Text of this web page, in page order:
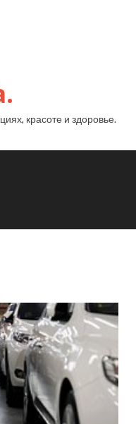
красоте и здоровье.